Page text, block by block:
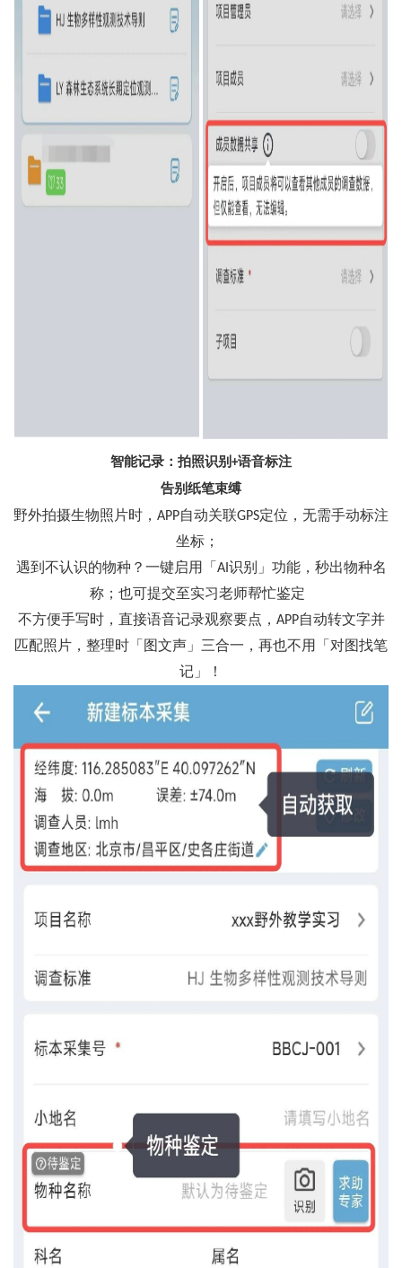
智能记录：拍照识别 +语音标注
告别纸笔束缚
野外拍摄生物照片时， APP自动关联GPS定位，无需手动标注
坐标；
遇到不认识的物种？一键启用「 AI 识别」功能，秒出物种名
称；也可提交至实习老师帮忙鉴定
不方便手写时，直接语音记录观察要点， APP自动转文字并
匹配照片，整理时「图文声」三合一，再也不用「对图找笔
记」！